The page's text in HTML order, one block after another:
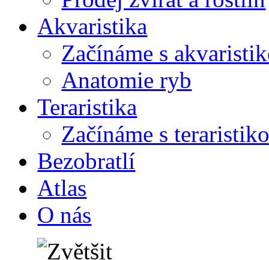
Akvaristika
Začínáme s
Anatomie ryb
Teraristika
Začínáme s
Bezobratlí
Atlas
O nás